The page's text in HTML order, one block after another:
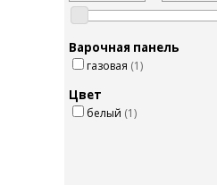
Варочная панель
газовая (1)
Цвет
белый (1)